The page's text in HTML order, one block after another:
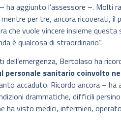
ha aggiunto l’assessore –. Molti
per tre, ancora ricoverati, il
che vuole vincere insieme
è qualcosa di straordinario”.
dell’emergenza, Bertolaso ha
personale sanitario coinvolto
accaduto. Ricordo ancora – ha
drammatiche, difficili
ha visto medici, infermieri,